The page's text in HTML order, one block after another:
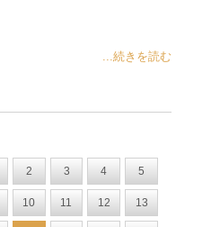
...続きを読む
2 3 4 5
10 11 12 13